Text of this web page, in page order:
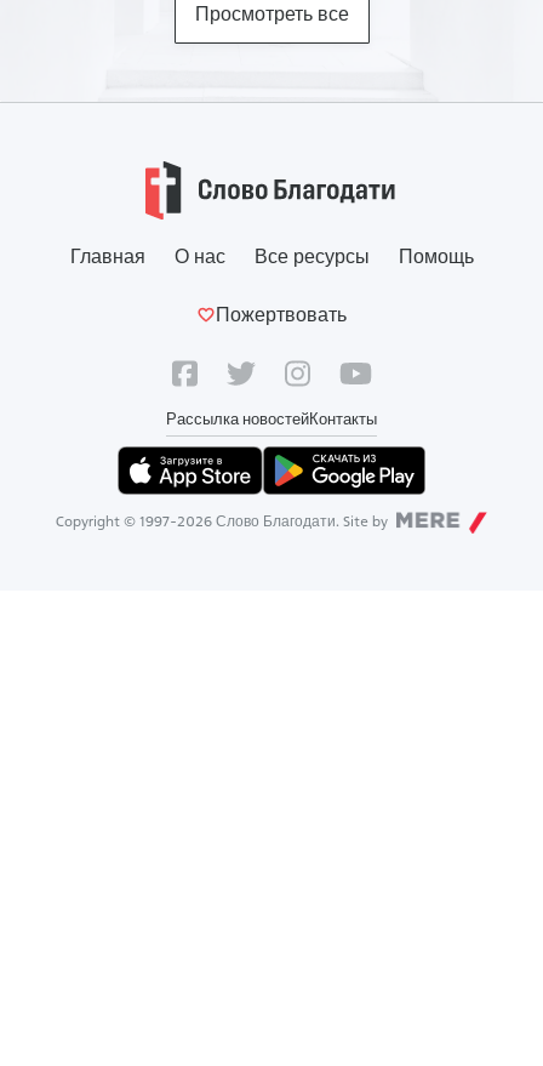
Просмотреть все
Главная О нас Все ресурсы Помощь
Пожертвовать
Рассылка новостейКонтакты
Copyright © 1997-2026 Слово Благодати. Site by